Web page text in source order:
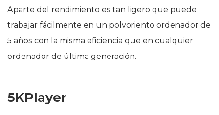
Aparte del rendimiento es tan ligero que puede
trabajar fácilmente en un polvoriento ordenador de
5 años con la misma eficiencia que en cualquier
ordenador de última generación.
5KPlayer